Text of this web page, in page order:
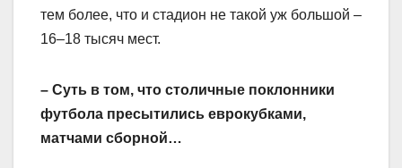
тем более, что и стадион не такой уж большой –
16–18 тысяч мест.
– Суть в том, что столичные поклонники
футбола пресытились еврокубками,
матчами сборной…